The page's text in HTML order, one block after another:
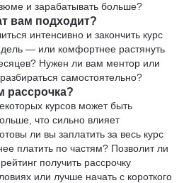
и зарабатывать больше?
вам подходит?
интенсивно и закончить курс
— или комфортнее растянуть
Нужен ли вам ментор или
самостоятельно?
рассрочка?
курсов может быть
что сильно влияет
ли вы заплатить за весь курс
платить по частям? Позволит ли
получить рассрочку
или лучше начать с короткого